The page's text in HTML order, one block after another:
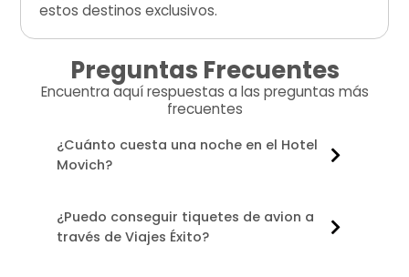
estos destinos exclusivos.
Preguntas Frecuentes
Encuentra aquí respuestas a las preguntas más
frecuentes
¿Cuánto cuesta una noche en el Hotel
Movich?
¿Puedo conseguir tiquetes de avion a
través de Viajes Éxito?